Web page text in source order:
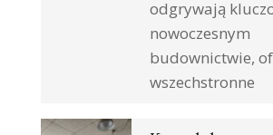
odgrywają
nowoczesnym
budownictwie,
wszechstronne